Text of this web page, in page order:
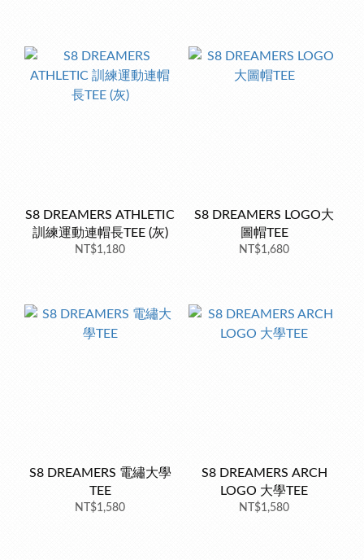
S8 DREAMERS ATHLETIC
訓練運動連帽長TEE (灰)
NT$1,180
S8 DREAMERS LOGO大
圖帽TEE
NT$1,680
S8 DREAMERS 電繡大學
TEE
NT$1,580
S8 DREAMERS ARCH
LOGO 大學TEE
NT$1,580